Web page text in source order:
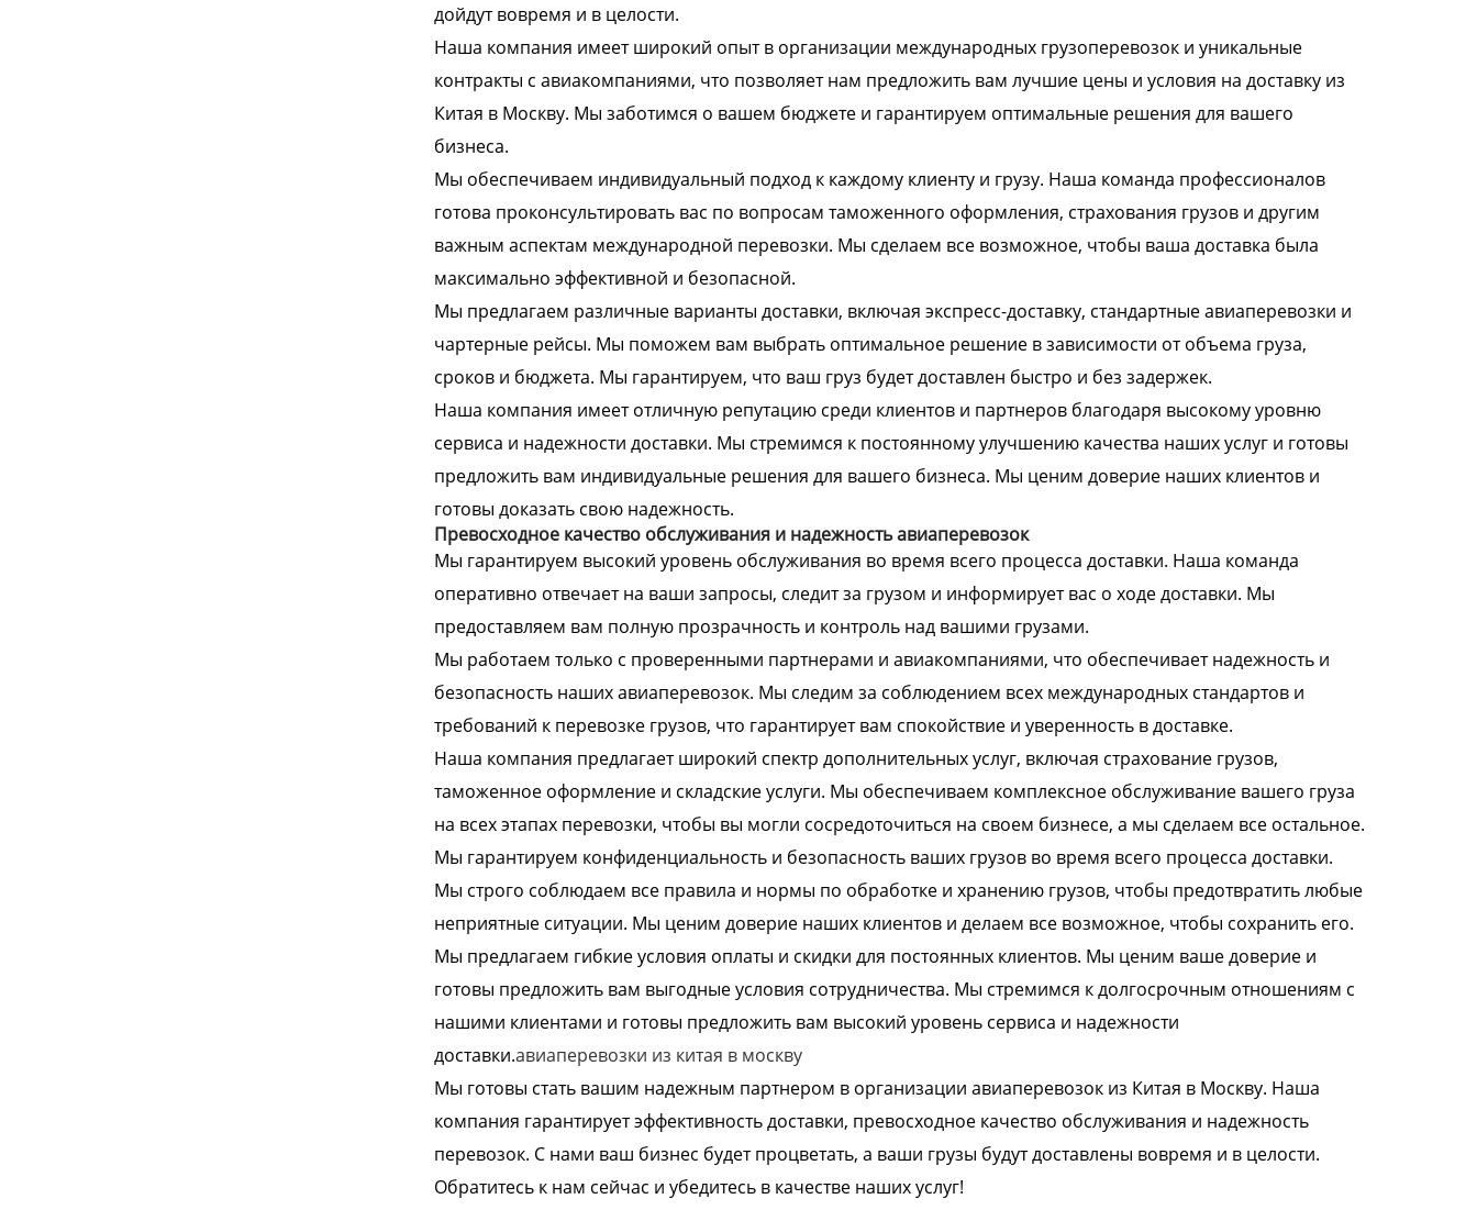
дойдут вовремя и в целости.
Наша компания имеет широкий опыт в организации международных грузоперевозок и уникальные
контракты с авиакомпаниями, что позволяет нам предложить вам лучшие цены и условия на доставку из
Китая в Москву. Мы заботимся о вашем бюджете и гарантируем оптимальные решения для вашего
бизнеса.
Мы обеспечиваем индивидуальный подход к каждому клиенту и грузу. Наша команда профессионалов
готова проконсультировать вас по вопросам таможенного оформления, страхования грузов и другим
важным аспектам международной перевозки. Мы сделаем все возможное, чтобы ваша доставка была
максимально эффективной и безопасной.
Мы предлагаем различные варианты доставки, включая экспресс-доставку, стандартные авиаперевозки и
чартерные рейсы. Мы поможем вам выбрать оптимальное решение в зависимости от объема груза,
сроков и бюджета. Мы гарантируем, что ваш груз будет доставлен быстро и без задержек.
Наша компания имеет отличную репутацию среди клиентов и партнеров благодаря высокому уровню
сервиса и надежности доставки. Мы стремимся к постоянному улучшению качества наших услуг и готовы
предложить вам индивидуальные решения для вашего бизнеса. Мы ценим доверие наших клиентов и
готовы доказать свою надежность.
Превосходное качество обслуживания и надежность авиаперевозок
Мы гарантируем высокий уровень обслуживания во время всего процесса доставки. Наша команда
оперативно отвечает на ваши запросы, следит за грузом и информирует вас о ходе доставки. Мы
предоставляем вам полную прозрачность и контроль над вашими грузами.
Мы работаем только с проверенными партнерами и авиакомпаниями, что обеспечивает надежность и
безопасность наших авиаперевозок. Мы следим за соблюдением всех международных стандартов и
требований к перевозке грузов, что гарантирует вам спокойствие и уверенность в доставке.
Наша компания предлагает широкий спектр дополнительных услуг, включая страхование грузов,
таможенное оформление и складские услуги. Мы обеспечиваем комплексное обслуживание вашего груза
на всех этапах перевозки, чтобы вы могли сосредоточиться на своем бизнесе, а мы сделаем все остальное.
Мы гарантируем конфиденциальность и безопасность ваших грузов во время всего процесса доставки.
Мы строго соблюдаем все правила и нормы по обработке и хранению грузов, чтобы предотвратить любые
неприятные ситуации. Мы ценим доверие наших клиентов и делаем все возможное, чтобы сохранить его.
Мы предлагаем гибкие условия оплаты и скидки для постоянных клиентов. Мы ценим ваше доверие и
готовы предложить вам выгодные условия сотрудничества. Мы стремимся к долгосрочным отношениям с
нашими клиентами и готовы предложить вам высокий уровень сервиса и надежности
доставки.авиаперевозки из китая в москву
Мы готовы стать вашим надежным партнером в организации авиаперевозок из Китая в Москву. Наша
компания гарантирует эффективность доставки, превосходное качество обслуживания и надежность
перевозок. С нами ваш бизнес будет процветать, а ваши грузы будут доставлены вовремя и в целости.
Обратитесь к нам сейчас и убедитесь в качестве наших услуг!